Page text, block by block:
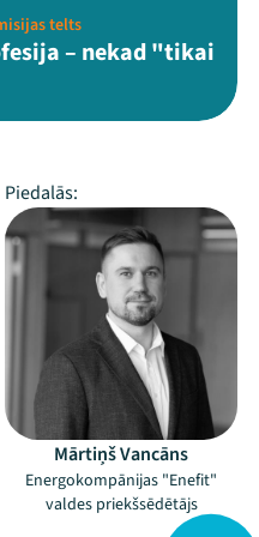
telts
– nekad "tikai
Piedalās:
Mārtiņš Vancāns
Energokompānijas "Enefit"
valdes priekšsēdētājs